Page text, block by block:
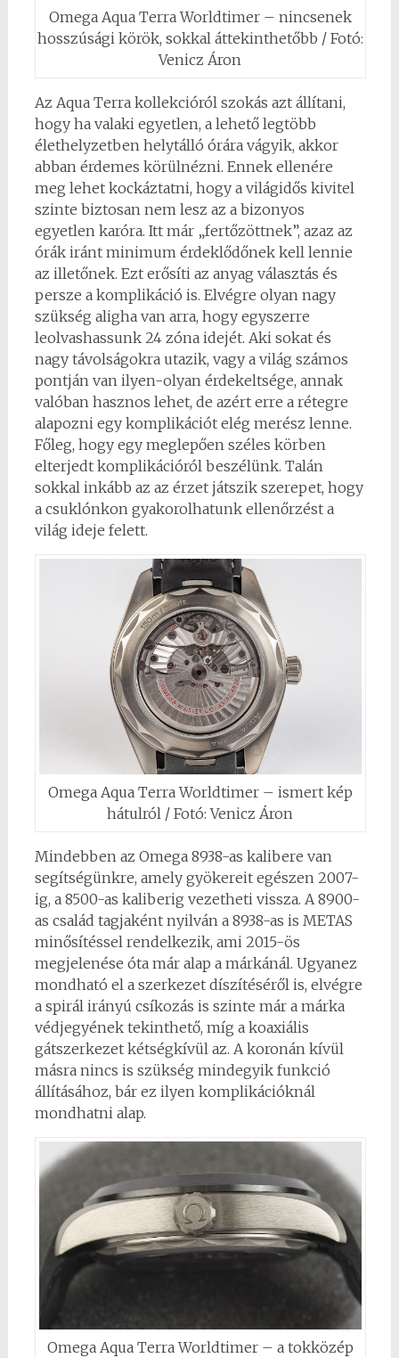
Omega Aqua Terra Worldtimer – nincsenek
hosszúsági körök, sokkal áttekinthetőbb / Fotó:
Venicz Áron
Az Aqua Terra kollekcióról szokás azt állítani,
hogy ha valaki egyetlen, a lehető legtöbb
élethelyzetben helytálló órára vágyik, akkor
abban érdemes körülnézni. Ennek ellenére
meg lehet kockáztatni, hogy a világidős kivitel
szinte biztosan nem lesz az a bizonyos
egyetlen karóra. Itt már „fertőzöttnek”, azaz az
órák iránt minimum érdeklődőnek kell lennie
az illetőnek. Ezt erősíti az anyag választás és
persze a komplikáció is. Elvégre olyan nagy
szükség aligha van arra, hogy egyszerre
leolvashassunk 24 zóna idejét. Aki sokat és
nagy távolságokra utazik, vagy a világ számos
pontján van ilyen-olyan érdekeltsége, annak
valóban hasznos lehet, de azért erre a rétegre
alapozni egy komplikációt elég merész lenne.
Főleg, hogy egy meglepően széles körben
elterjedt komplikációról beszélünk. Talán
sokkal inkább az az érzet játszik szerepet, hogy
a csuklónkon gyakorolhatunk ellenőrzést a
világ ideje felett.
Omega Aqua Terra Worldtimer – ismert kép
hátulról / Fotó: Venicz Áron
Mindebben az Omega 8938-as kalibere van
segítségünkre, amely gyökereit egészen 2007-
ig, a 8500-as kaliberig vezetheti vissza. A 8900-
as család tagjaként nyilván a 8938-as is METAS
minősítéssel rendelkezik, ami 2015-ös
megjelenése óta már alap a márkánál. Ugyanez
mondható el a szerkezet díszítéséről is, elvégre
a spirál irányú csíkozás is szinte már a márka
védjegyének tekinthető, míg a koaxiális
gátszerkezet kétségkívül az. A koronán kívül
másra nincs is szükség mindegyik funkció
állításához, bár ez ilyen komplikációknál
mondhatni alap.
Omega Aqua Terra Worldtimer – a tokközép